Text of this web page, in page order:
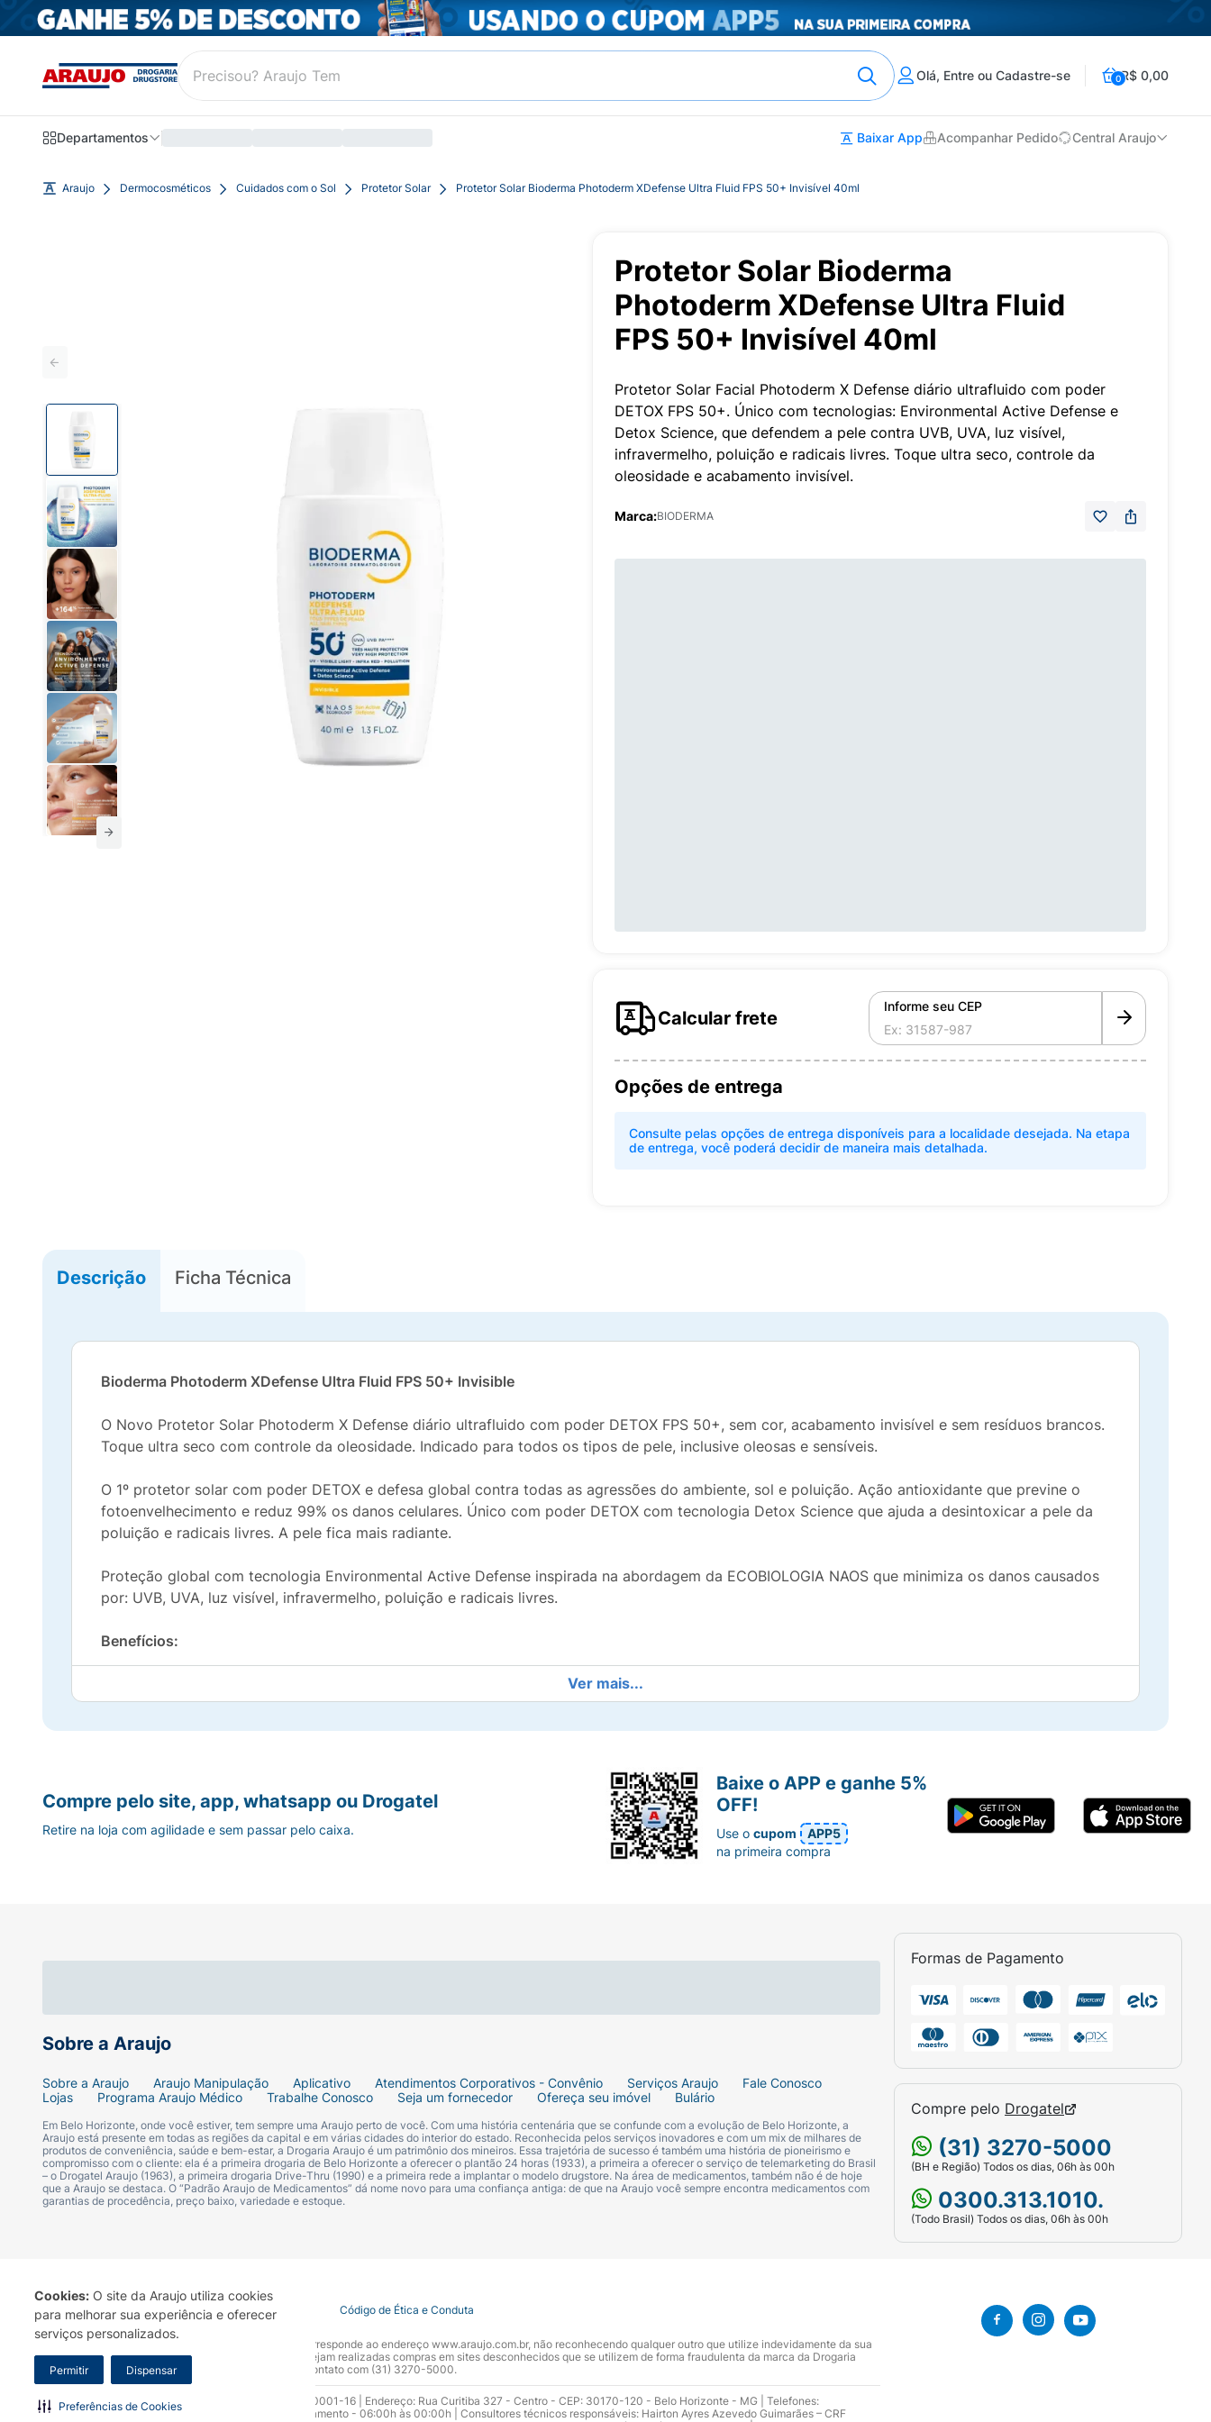
Cookies: O site da Araujo utiliza cookies
para melhorar sua experiência e oferecer
serviços personalizados.
Permitir Dispensar
Preferências de Cookies
Olá, Entre ou Cadastre-se 0R$ 0,00
Departamentos Baixar App Acompanhar Pedido Central Araujo
Araujo Dermocosméticos Cuidados com o Sol Protetor Solar Protetor Solar Bioderma Photoderm XDefense Ultra Fluid FPS 50+ Invisível 40ml
Protetor Solar Bioderma
Photoderm XDefense Ultra Fluid
FPS 50+ Invisível 40ml
Protetor Solar Facial Photoderm X Defense diário ultrafluido com poder
DETOX FPS 50+. Único com tecnologias: Environmental Active Defense e
Detox Science, que defendem a pele contra UVB, UVA, luz visível,
infravermelho, poluição e radicais livres. Toque ultra seco, controle da
oleosidade e acabamento invisível.
Marca:BIODERMA
Calcular frete
Informe seu CEP
Opções de entrega
Consulte pelas opções de entrega disponíveis para a localidade desejada. Na etapa
de entrega, você poderá decidir de maneira mais detalhada.
Descrição Ficha Técnica
Bioderma Photoderm XDefense Ultra Fluid FPS 50+ Invisible
O Novo Protetor Solar Photoderm X Defense diário ultrafluido com poder DETOX FPS 50+, sem cor, acabamento invisível e sem resíduos brancos.
Toque ultra seco com controle da oleosidade. Indicado para todos os tipos de pele, inclusive oleosas e sensíveis.
O 1º protetor solar com poder DETOX e defesa global contra todas as agressões do ambiente, sol e poluição. Ação antioxidante que previne o
fotoenvelhecimento e reduz 99% os danos celulares. Único com poder DETOX com tecnologia Detox Science que ajuda a desintoxicar a pele da
poluição e radicais livres. A pele fica mais radiante.
Proteção global com tecnologia Environmental Active Defense inspirada na abordagem da ECOBIOLOGIA NAOS que minimiza os danos causados
por: UVB, UVA, luz visível, infravermelho, poluição e radicais livres.
Benefícios:
- Alta proteção DETOX, UVA e UVB FPS 50+
- Adequado para todos os tipos de pele
Modo de usar:
Aplique de maneira uniforme e generosa no rosto e pescoço antes da exposição ao sol (uma pequena quantidade de produto reduz o nível de
proteção solar). Use diariamente. Agite antes de usar. Excelente base de maquiagem³. Fotoestável. Evite o contato com tecidos. Uso Adulto.
exposição excessiva ao sol prejudica a saúde. Não fique muito tempo exposto ao sol, mesmo com proteção solar.
Ver mais...
Sobre a Araujo
Sobre a Araujo Araujo Manipulação Aplicativo Atendimentos Corporativos - Convênio Serviços Araujo
Fale Conosco
Lojas
Programa Araujo Médico Trabalhe Conosco Seja um fornecedor Ofereça seu imóvel Bulário
Em Belo Horizonte, onde você estiver, tem sempre uma Araujo perto de você. Com uma história centenária que se confunde com a evolução de Belo Horizonte, a
Araujo está presente em todas as regiões da capital e em várias cidades do interior do estado. Reconhecida pelos serviços inovadores e com um mix de milhares de
produtos de conveniência, saúde e bem-estar, a Drogaria Araujo é um patrimônio dos mineiros. Essa trajetória de sucesso é também uma história de pioneirismo e
compromisso com o cliente: ela é a primeira drogaria de Belo Horizonte a oferecer o plantão 24 horas (1933), a primeira a oferecer o serviço de telemarketing do Brasil
– o Drogatel Araujo (1963), a primeira drogaria Drive-Thru (1990) e a primeira rede a implantar o modelo drugstore. Na área de medicamentos, também não é de hoje
que a Araujo se destaca. O “Padrão Araujo de Medicamentos” dá nome novo para uma confiança antiga: de que na Araujo você sempre encontra medicamentos com
garantias de procedência, preço baixo, variedade e estoque.
Formas de Pagamento
Compre pelo Drogatel
(31) 3270-5000
(BH e Região) Todos os dias, 06h às 00h
0300.313.1010.
(Todo Brasil) Todos os dias, 06h às 00h
Compre pelo site, app, whatsapp ou Drogatel
Retire na loja com agilidade e sem passar pelo caixa.
Baixe o APP e ganhe 5%
OFF!
Use ocupom
APP5
na primeira compra
Termo de Uso Portal da Privacidade Covid-19 Código de Ética e Conduta
A Drogaria Araujo S/A informa que o seu site oficial corresponde ao endereço www.araujo.com.br, não reconhecendo qualquer outro que utilize indevidamente da sua
marca. Para sua segurança recomendamos que não sejam realizadas compras em sites desconhecidos que se utilizem de forma fraudulenta da marca da Drogaria
Araujo S.A. Em caso de dúvidas, gentileza entrar em contato com (31) 3270-5000.
Razão Social: Drogaria Araujo S.A | CNPJ: 17.256.512.0001-16 | Endereço: Rua Curitiba 327 - Centro - CEP: 30170-120 - Belo Horizonte - MG | Telefones:
0300.313.1010 e (31) 3270-5000 Horário de funcionamento - 06:00h às 00:00h | Consultores técnicos responsáveis: Hairton Ayres Azevedo Guimarães – CRF